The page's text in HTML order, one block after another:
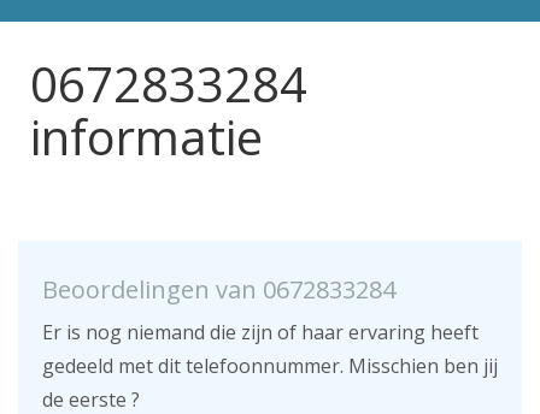
0672833284
informatie
Beoordelingen van 0672833284
Er is nog niemand die zijn of haar ervaring heeft
gedeeld met dit telefoonnummer. Misschien ben jij
de eerste ?